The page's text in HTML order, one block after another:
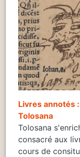
Livres annotés
Tolosana
Tolosana
consacré aux
cours de